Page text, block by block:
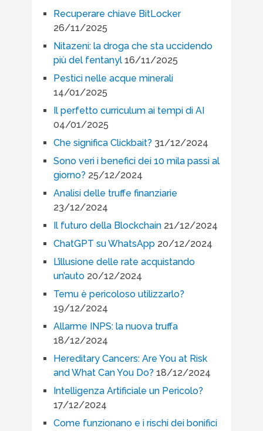
Recuperare chiave BitLocker
26/11/2025
Nitazeni: la droga che sta uccidendo
più del fentanyl 16/11/2025
Pestici nelle acque minerali
14/01/2025
Il perfetto curriculum ai tempi di AI
04/01/2025
Che significa Clickbait? 31/12/2024
Sono veri i benefici dei 10 mila passi al
giorno? 25/12/2024
Analisi delle truffe finanziarie
23/12/2024
Il futuro della Blockchain 21/12/2024
ChatGPT su WhatsApp 20/12/2024
L’illusione delle rate acquistando
un’auto 20/12/2024
Temu è pericoloso utilizzarlo?
19/12/2024
Allarme INPS: la nuova truffa
18/12/2024
Hereditary Cancers: Are You at Risk
and What Can You Do? 18/12/2024
Intelligenza Artificiale un Pericolo?
17/12/2024
Come funzionano e i rischi dei bonifici